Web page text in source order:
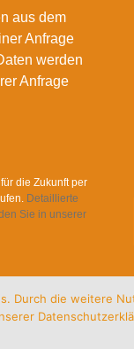
aus dem
Anfrage
werden
Anfrage
die Zukunft per
Detaillierte
Sie in unserer
die weitere